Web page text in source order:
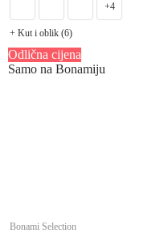
+4
+ Kut i oblik (6)
Odlična cijena
Samo na Bonamiju
Bonami Selection